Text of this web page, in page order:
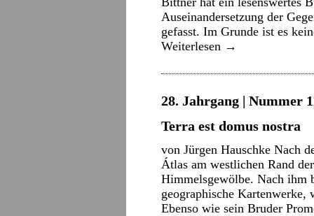
Auseinandersetzung der
gefasst. Im Grunde ist es
Weiterlesen →
28. Jahrgang | Nummer
Terra est domus nostra
von Jürgen Hauschke Nach
Átlas am westlichen Rand
Himmelsgewölbe. Nach ihm
geographische Kartenwerke,
Ebenso wie sein Bruder